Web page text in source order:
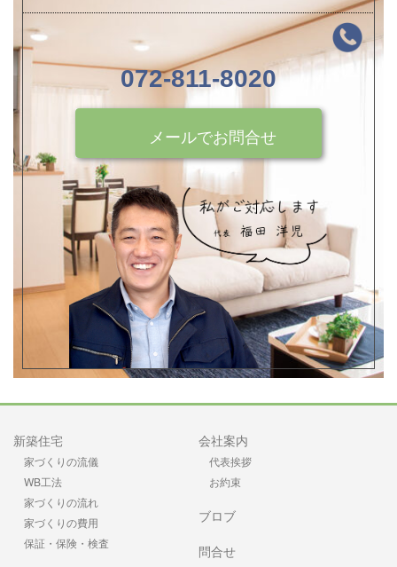
072-811-8020
メールでお問合せ
新築住宅
家づくりの流儀
WB工法
家づくりの流れ
家づくりの費用
保証・保険・検査
会社案内
代表挨拶
お約束
ブロブ
問合せ